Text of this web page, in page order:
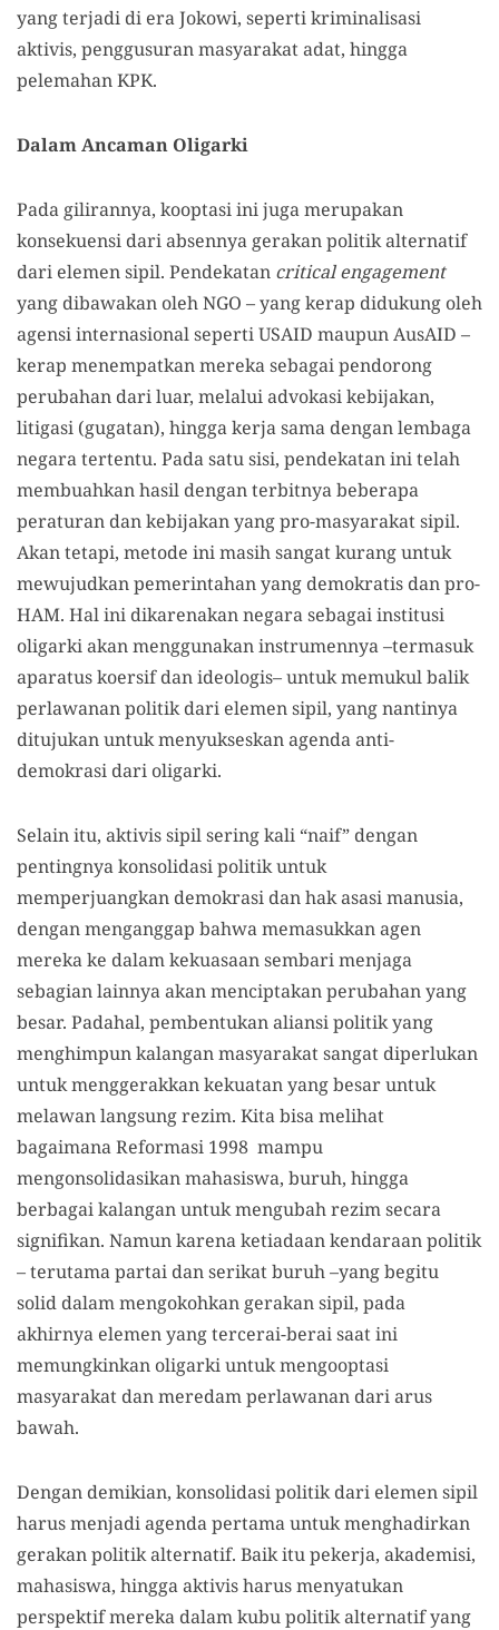
yang terjadi di era Jokowi, seperti kriminalisasi
aktivis, penggusuran masyarakat adat, hingga
pelemahan KPK.
Dalam Ancaman Oligarki
Pada gilirannya, kooptasi ini juga merupakan
konsekuensi dari absennya gerakan politik alternatif
dari elemen sipil. Pendekatan critical engagement
yang dibawakan oleh NGO – yang kerap didukung oleh
agensi internasional seperti USAID maupun AusAID –
kerap menempatkan mereka sebagai pendorong
perubahan dari luar, melalui advokasi kebijakan,
litigasi (gugatan), hingga kerja sama dengan lembaga
negara tertentu. Pada satu sisi, pendekatan ini telah
membuahkan hasil dengan terbitnya beberapa
peraturan dan kebijakan yang pro-masyarakat sipil.
Akan tetapi, metode ini masih sangat kurang untuk
mewujudkan pemerintahan yang demokratis dan pro-
HAM. Hal ini dikarenakan negara sebagai institusi
oligarki akan menggunakan instrumennya –termasuk
aparatus koersif dan ideologis– untuk memukul balik
perlawanan politik dari elemen sipil, yang nantinya
ditujukan untuk menyukseskan agenda anti-
demokrasi dari oligarki.
Selain itu, aktivis sipil sering kali “naif” dengan
pentingnya konsolidasi politik untuk
memperjuangkan demokrasi dan hak asasi manusia,
dengan menganggap bahwa memasukkan agen
mereka ke dalam kekuasaan sembari menjaga
sebagian lainnya akan menciptakan perubahan yang
besar. Padahal, pembentukan aliansi politik yang
menghimpun kalangan masyarakat sangat diperlukan
untuk menggerakkan kekuatan yang besar untuk
melawan langsung rezim. Kita bisa melihat
bagaimana Reformasi 1998 mampu
mengonsolidasikan mahasiswa, buruh, hingga
berbagai kalangan untuk mengubah rezim secara
signifikan. Namun karena ketiadaan kendaraan politik
– terutama partai dan serikat buruh –yang begitu
solid dalam mengokohkan gerakan sipil, pada
akhirnya elemen yang tercerai-berai saat ini
memungkinkan oligarki untuk mengooptasi
masyarakat dan meredam perlawanan dari arus
bawah.
Dengan demikian, konsolidasi politik dari elemen sipil
harus menjadi agenda pertama untuk menghadirkan
gerakan politik alternatif. Baik itu pekerja, akademisi,
mahasiswa, hingga aktivis harus menyatukan
perspektif mereka dalam kubu politik alternatif yang